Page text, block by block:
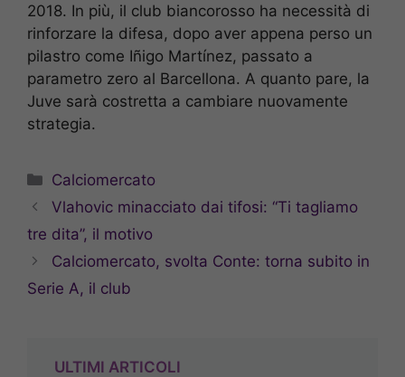
2018. In più, il club biancorosso ha necessità di
rinforzare la difesa, dopo aver appena perso un
pilastro come Iñigo Martínez, passato a
parametro zero al Barcellona. A quanto pare, la
Juve sarà costretta a cambiare nuovamente
strategia.
Categorie
Calciomercato
Vlahovic minacciato dai tifosi: “Ti tagliamo
tre dita”, il motivo
Calciomercato, svolta Conte: torna subito in
Serie A, il club
ULTIMI ARTICOLI